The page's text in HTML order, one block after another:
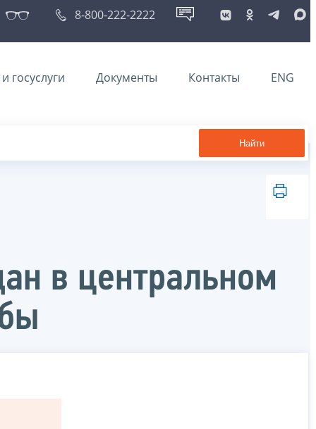
8-800-222-2222
госуслуги Документы Контакты ENG
Найти
в центральном